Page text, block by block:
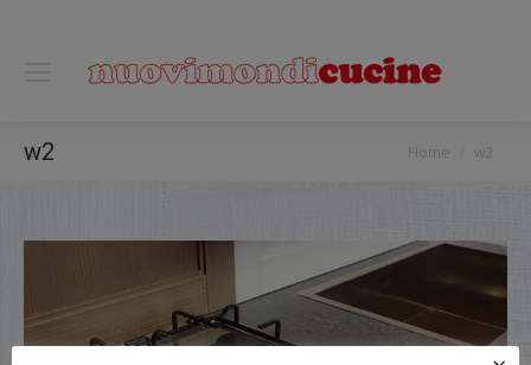
w2 You are here:
Home w2